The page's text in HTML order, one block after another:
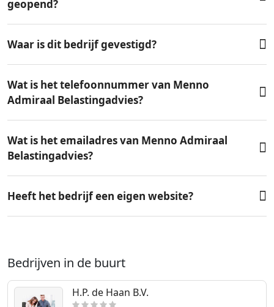
geopend?
Waar is dit bedrijf gevestigd?
Wat is het telefoonnummer van Menno
Admiraal Belastingadvies?
Wat is het emailadres van Menno Admiraal
Belastingadvies?
Heeft het bedrijf een eigen website?
Bedrijven in de buurt
H.P. de Haan B.V.